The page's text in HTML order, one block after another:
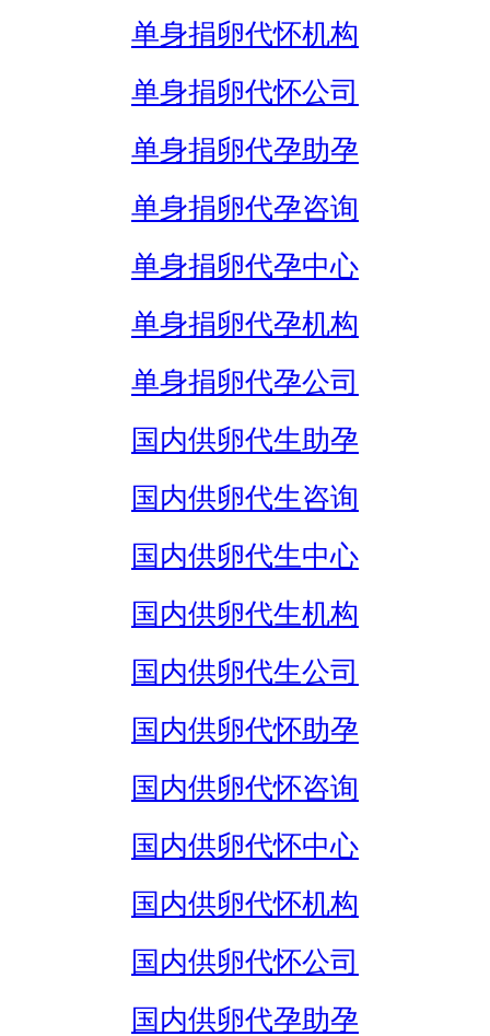
单身捐卵代怀机构
单身捐卵代怀公司
单身捐卵代孕助孕
单身捐卵代孕咨询
单身捐卵代孕中心
单身捐卵代孕机构
单身捐卵代孕公司
国内供卵代生助孕
国内供卵代生咨询
国内供卵代生中心
国内供卵代生机构
国内供卵代生公司
国内供卵代怀助孕
国内供卵代怀咨询
国内供卵代怀中心
国内供卵代怀机构
国内供卵代怀公司
国内供卵代孕助孕